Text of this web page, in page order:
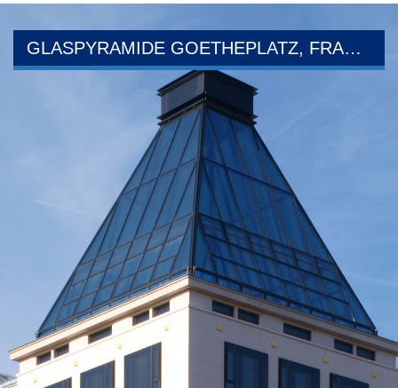
GLASPYRAMIDE GOETHEPLATZ, FRANKFURT